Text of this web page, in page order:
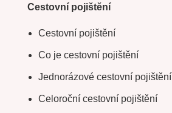
Cestovní pojištění
Cestovní pojištění
Co je cestovní pojištění
Jednorázové cestovní pojištění
Celoroční cestovní pojištění